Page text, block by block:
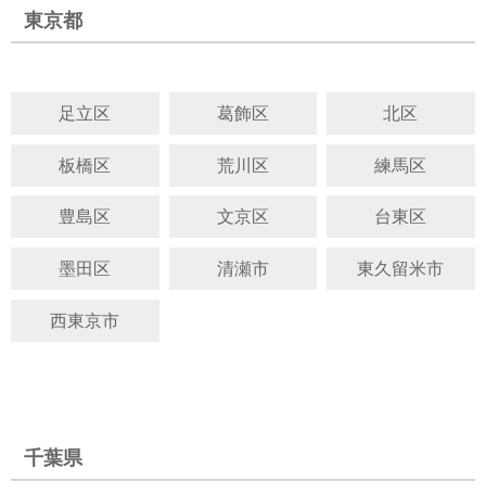
東京都
足立区 葛飾区 北区
板橋区 荒川区 練馬区
豊島区 文京区 台東区
墨田区 清瀬市 東久留米市
西東京市
千葉県